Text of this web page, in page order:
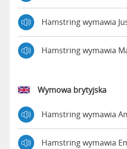
Hamstring wymawia
Hamstring wymawia
Wymowa brytyjska
Hamstring wymawia
Hamstring wymawia